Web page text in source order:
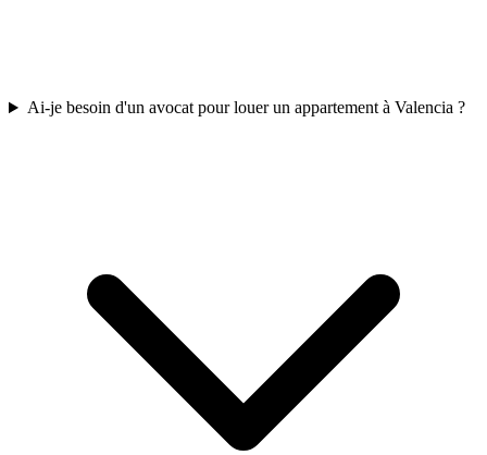
Ai-je besoin d'un avocat pour louer un appartement à Valencia ?